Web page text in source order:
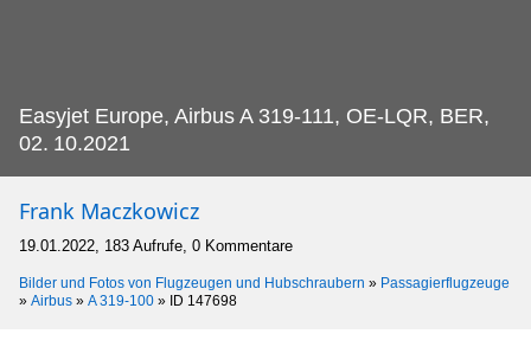
Easyjet Europe, Airbus A 319-111, OE-LQR, BER,
02. 10.2021
Frank Maczkowicz
19.01.2022, 183 Aufrufe, 0 Kommentare
Bilder und Fotos von Flugzeugen und Hubschraubern » Passagierflugzeuge
» Airbus » A 319-100 » ID 147698